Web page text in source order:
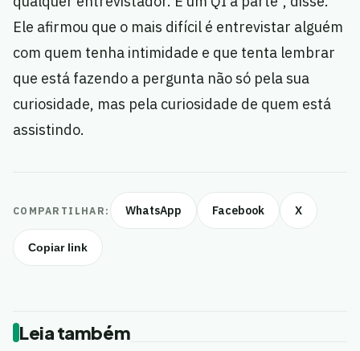
Ele afirmou que o mais difícil é entrevistar alguém
com quem tenha intimidade e que tenta lembrar
que está fazendo a pergunta não só pela sua
curiosidade, mas pela curiosidade de quem está
assistindo.
COMPARTILHAR: WhatsApp Facebook X
Copiar link
Leia também